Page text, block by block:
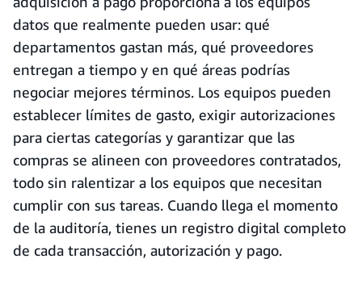
datos que realmente pueden usar: qué
departamentos gastan más, qué proveedores
entregan a tiempo y en qué áreas podrías
negociar mejores términos. Los equipos pueden
establecer límites de gasto, exigir autorizaciones
para ciertas categorías y garantizar que las
compras se alineen con proveedores contratados,
todo sin ralentizar a los equipos que necesitan
cumplir con sus tareas. Cuando llega el momento
de la auditoría, tienes un registro digital completo
de cada transacción, autorización y pago.